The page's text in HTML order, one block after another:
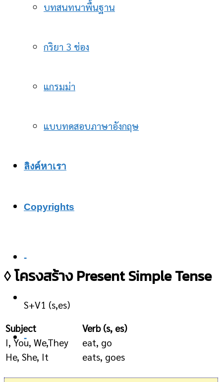
บทสนทนาพื้นฐาน
กริยา 3 ช่อง
แกรมม่า
แบบทดสอบภาษาอังกฤษ
ลิงค์หาเรา
Copyrights
-
-
◊ โครงสร้าง Present Simple Tense
S+V1 (s,es)
Subject
Verb (s, es)
I, You, We,They
eat, go
He, She, It
eats, goes